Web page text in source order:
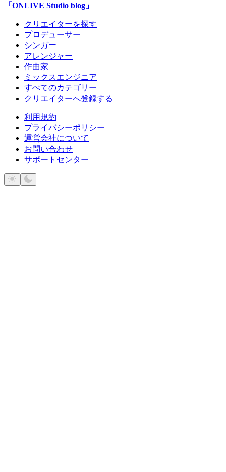
「ONLIVE Studio blog」
クリエイターを探す
プロデューサー
シンガー
アレンジャー
作曲家
ミックスエンジニア
すべてのカテゴリー
クリエイターへ登録する
利用規約
プライバシーポリシー
運営会社について
お問い合わせ
サポートセンター